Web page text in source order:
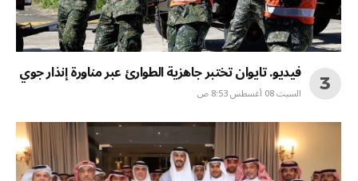
فيديو. تايوان تختبر جاهزية الطوارئ عبر مناورة إنذار جوي
السبت 08 أغسطس 8:53 ص